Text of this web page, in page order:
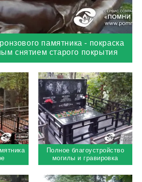
памятника - покраска
снятием старого покрытия
Полное благоустройство
могилы и гравировка
портрета с фоном